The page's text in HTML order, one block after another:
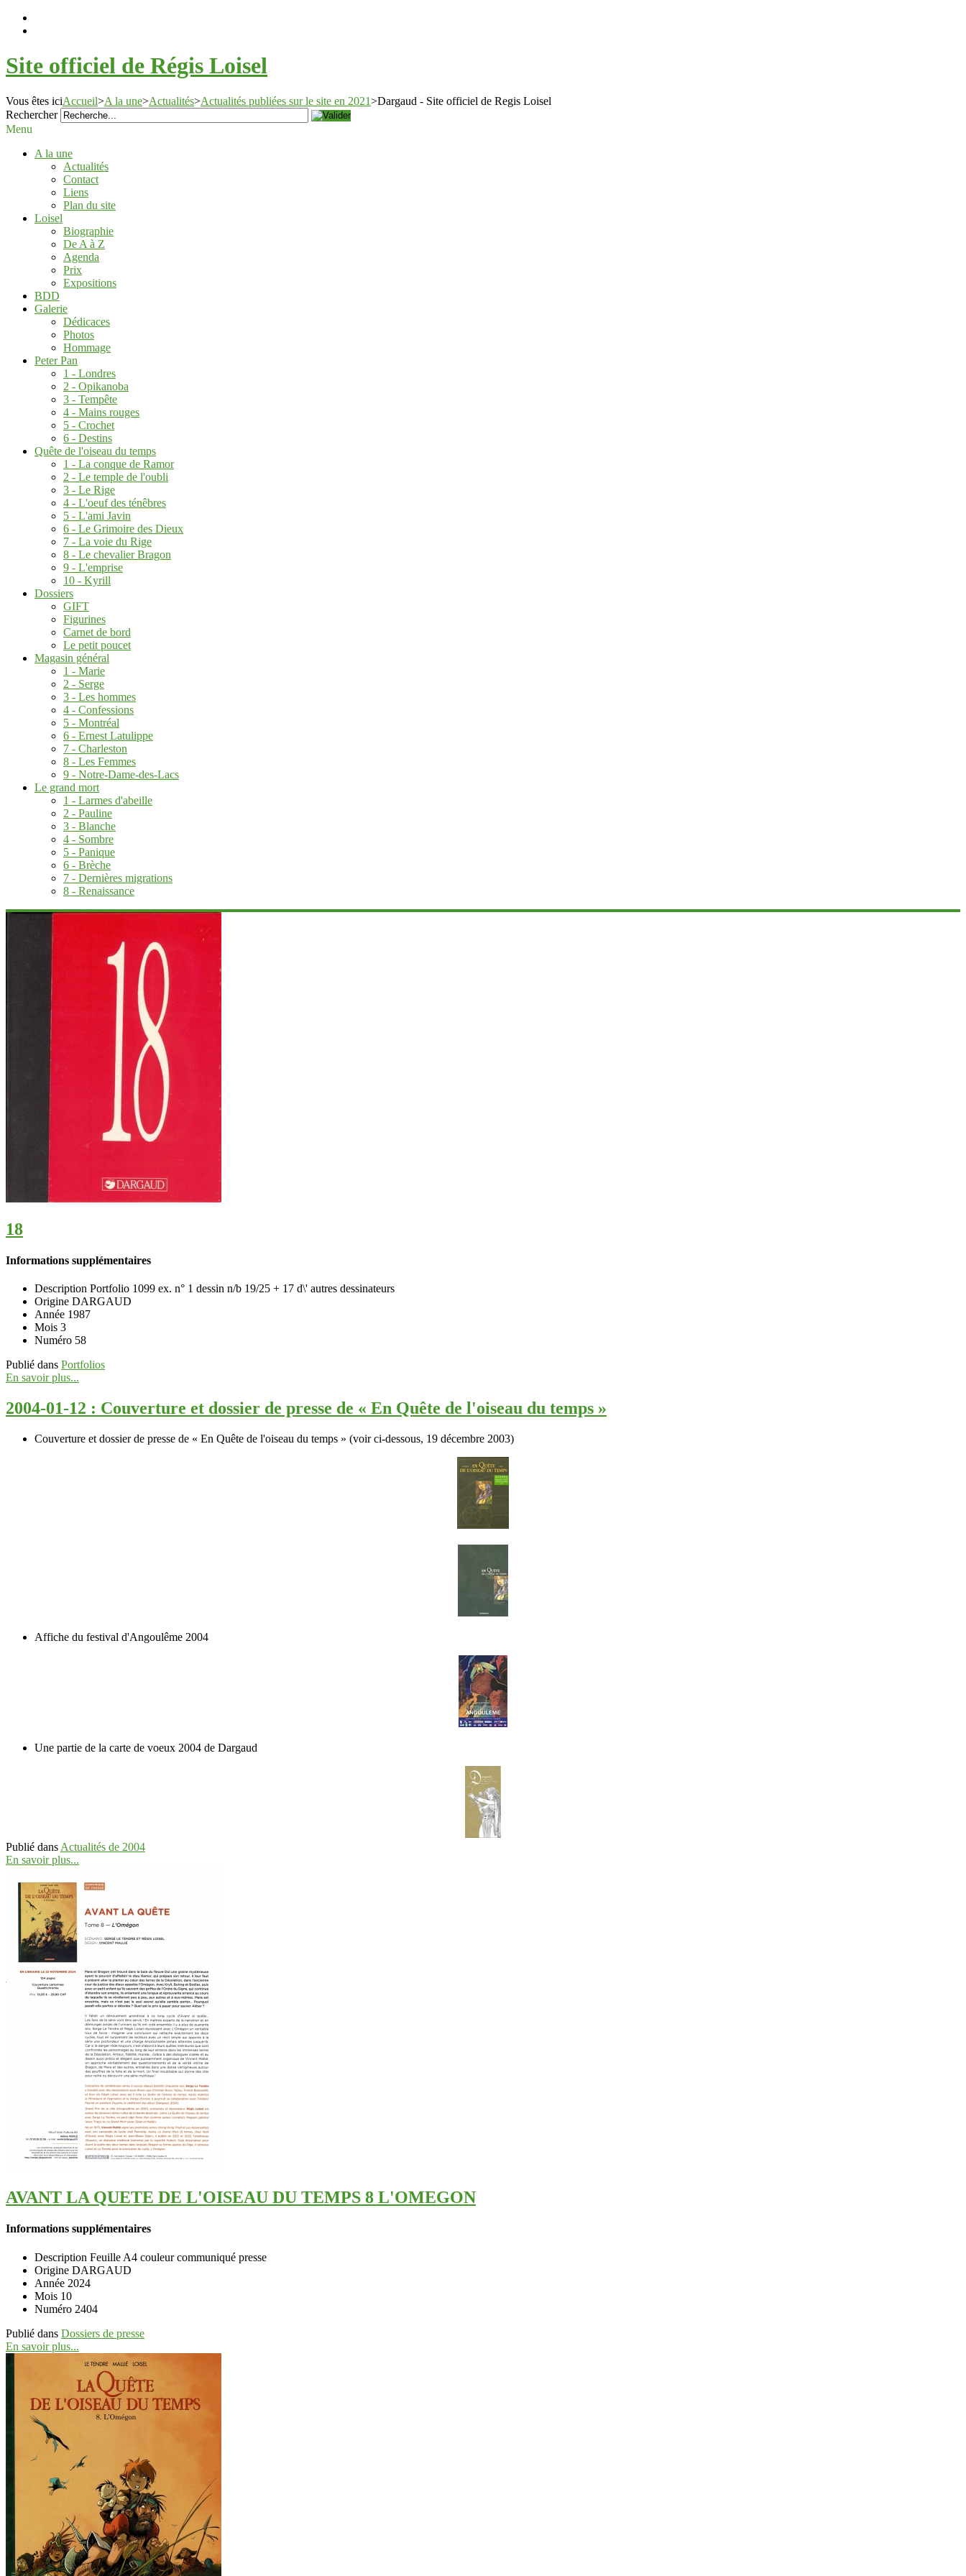
Site officiel de Régis Loisel
Vous êtes iciAccueil>A la une>Actualités>Actualités publiées sur le site en 2021>Dargaud - Site officiel de Regis Loisel
Rechercher
Menu
A la une
Actualités
Contact
Liens
Plan du site
Loisel
Biographie
De A à Z
Agenda
Prix
Expositions
BDD
Galerie
Dédicaces
Photos
Hommage
Peter Pan
1 - Londres
2 - Opikanoba
3 - Tempête
4 - Mains rouges
5 - Crochet
6 - Destins
Quête de l'oiseau du temps
1 - La conque de Ramor
2 - Le temple de l'oubli
3 - Le Rige
4 - L'oeuf des ténêbres
5 - L'ami Javin
6 - Le Grimoire des Dieux
7 - La voie du Rige
8 - Le chevalier Bragon
9 - L'emprise
10 - Kyrill
Dossiers
GIFT
Figurines
Carnet de bord
Le petit poucet
Magasin général
1 - Marie
2 - Serge
3 - Les hommes
4 - Confessions
5 - Montréal
6 - Ernest Latulippe
7 - Charleston
8 - Les Femmes
9 - Notre-Dame-des-Lacs
Le grand mort
1 - Larmes d'abeille
2 - Pauline
3 - Blanche
4 - Sombre
5 - Panique
6 - Brèche
7 - Dernières migrations
8 - Renaissance
18
Informations supplémentaires
Description Portfolio 1099 ex. n° 1 dessin n/b 19/25 + 17 d\' autres dessinateurs
Origine DARGAUD
Année 1987
Mois 3
Numéro 58
Publié dans Portfolios
En savoir plus...
2004-01-12 : Couverture et dossier de presse de « En Quête de l'oiseau du temps »
Couverture et dossier de presse de « En Quête de l'oiseau du temps » (voir ci-dessous, 19 décembre 2003)
Affiche du festival d'Angoulême 2004
Une partie de la carte de voeux 2004 de Dargaud
Publié dans Actualités de 2004
En savoir plus...
AVANT LA QUETE DE L'OISEAU DU TEMPS 8 L'OMEGON
Informations supplémentaires
Description Feuille A4 couleur communiqué presse
Origine DARGAUD
Année 2024
Mois 10
Numéro 2404
Publié dans Dossiers de presse
En savoir plus...